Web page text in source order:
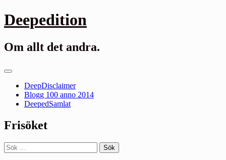
Gå
till
Deepedition
Om allt det andra.
Primär
DeepDisclaimer
Blogg 100 anno 2014
DeepedSamlat
Frisöket
Sök
efter: